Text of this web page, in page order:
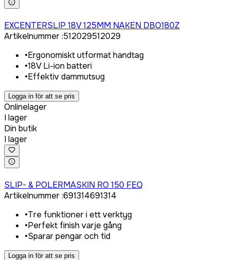
EXCENTERSLIP 18V 125MM NAKEN DBO180Z
Artikelnummer:512029512029
•Ergonomiskt utformat handtag
•18V Li-ion batteri
•Effektiv dammutsug
Logga in för att se pris
Onlinelager
I lager
Din butik
I lager
SLIP- & POLERMASKIN RO 150 FEQ
Artikelnummer:691314691314
•Tre funktioner i ett verktyg
•Perfekt finish varje gång
•Sparar pengar och tid
Logga in för att se pris